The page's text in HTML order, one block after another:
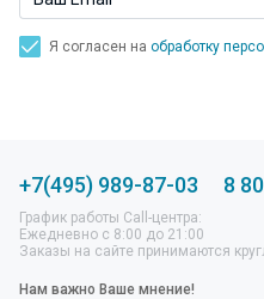
Я согласен на обработку
+7(495) 989-87-03 8
График работы Call-центра:
Ежедневно с 8:00 до 21:00
Заказы на сайте принимаются
Нам важно Ваше мнение!